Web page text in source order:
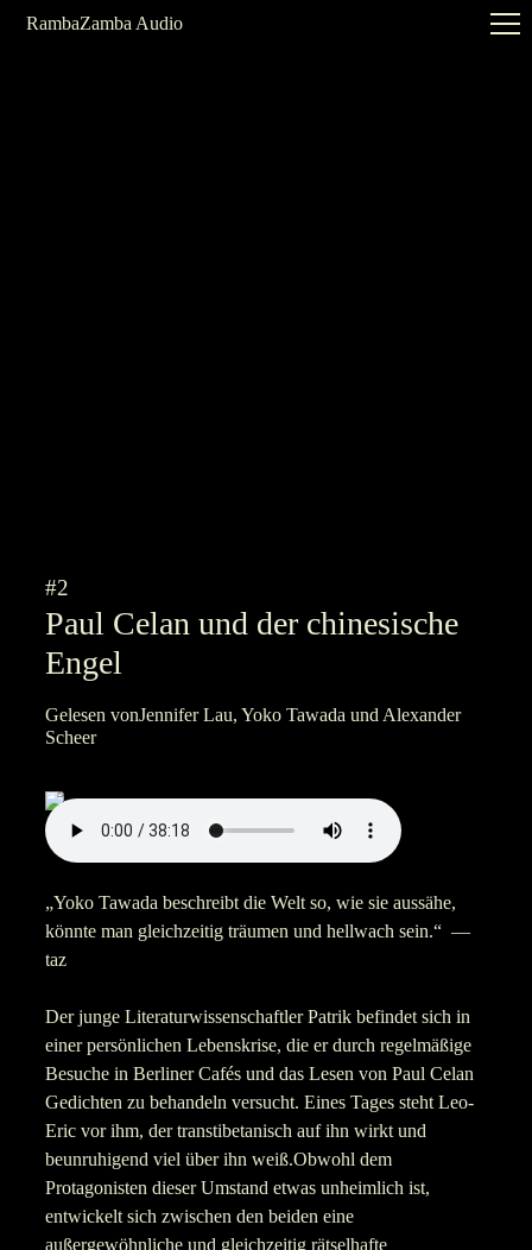
#2
Paul Celan und der chinesische
Engel
Gelesen vonJennifer Lau, Yoko Tawada und Alexander
Scheer
„Yoko Tawada beschreibt die Welt so, wie sie aussähe,
könnte man gleichzeitig träumen und hellwach sein.“ —
taz
Der junge Literaturwissenschaftler Patrik befindet sich in
einer persönlichen Lebenskrise, die er durch regelmäßige
Besuche in Berliner Cafés und das Lesen von Paul Celan
Gedichten zu behandeln versucht. Eines Tages steht Leo-
Eric vor ihm, der transtibetanisch auf ihn wirkt und
beunruhigend viel über ihn weiß.Obwohl dem
Protagonisten dieser Umstand etwas unheimlich ist,
entwickelt sich zwischen den beiden eine
außergewöhnliche und gleichzeitig rätselhafte
RambaZamba Audio